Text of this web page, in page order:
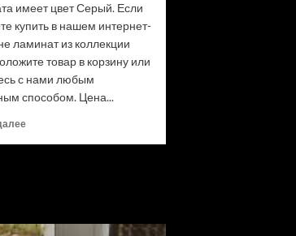
имеет цвет Серый. Если
купить в нашем интернет-
ламинат из коллекции
товар в корзину или
с нами любым
способом. Цена...
Прочитать
Дуб